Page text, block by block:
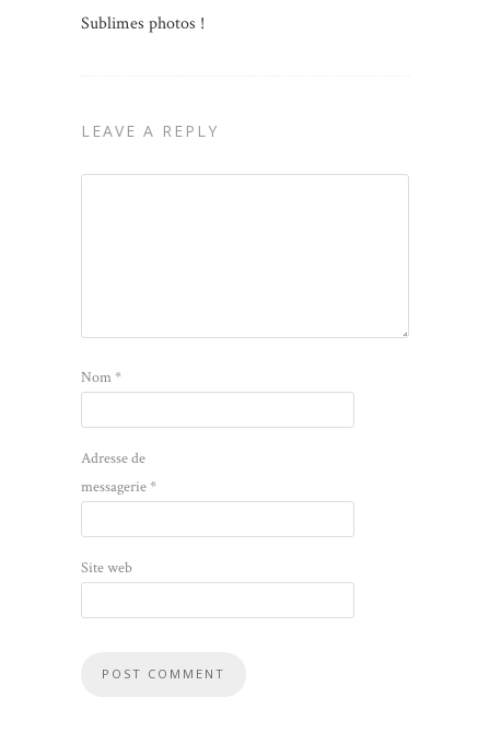
Sublimes photos !
LEAVE A REPLY
Nom*
Adresse de
messagerie*
Site web